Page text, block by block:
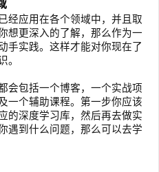
经应用在各个领域中，并且取
想更深入的了解，那么作为一
手实践。这样才能对你现在了
会包括一个博客，一个实战项
一个辅助课程。第一步你应该
的深度学习库，然后再去做实
遇到什么问题，那么可以去学